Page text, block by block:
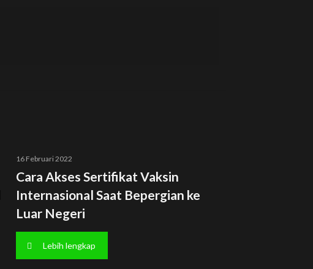
16 Februari 2022
Cara Akses Sertifikat Vaksin
Internasional Saat Bepergian ke
Luar Negeri
Lebih lengkap